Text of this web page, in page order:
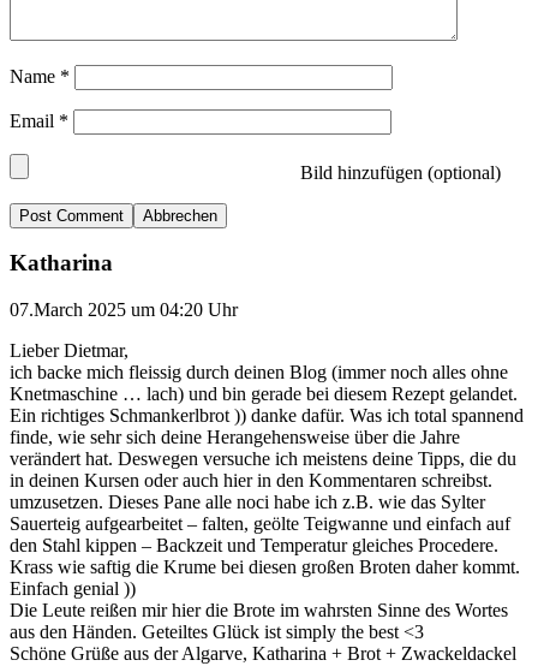
Name *
Email *
Bild hinzufügen (optional)
Abbrechen
Katharina
07.March 2025 um 04:20 Uhr
Lieber Dietmar,
ich backe mich fleissig durch deinen Blog (immer noch alles ohne
Knetmaschine … lach) und bin gerade bei diesem Rezept gelandet.
Ein richtiges Schmankerlbrot )) danke dafür. Was ich total spannend
finde, wie sehr sich deine Herangehensweise über die Jahre
verändert hat. Deswegen versuche ich meistens deine Tipps, die du
in deinen Kursen oder auch hier in den Kommentaren schreibst.
umzusetzen. Dieses Pane alle noci habe ich z.B. wie das Sylter
Sauerteig aufgearbeitet – falten, geölte Teigwanne und einfach auf
den Stahl kippen – Backzeit und Temperatur gleiches Procedere.
Krass wie saftig die Krume bei diesen großen Broten daher kommt.
Einfach genial ))
Die Leute reißen mir hier die Brote im wahrsten Sinne des Wortes
aus den Händen. Geteiltes Glück ist simply the best <3
Schöne Grüße aus der Algarve, Katharina + Brot + Zwackeldackel